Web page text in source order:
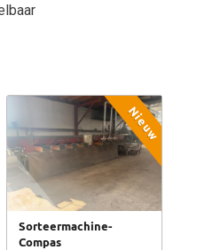
Nieuw
Sorteermachine-
Compas